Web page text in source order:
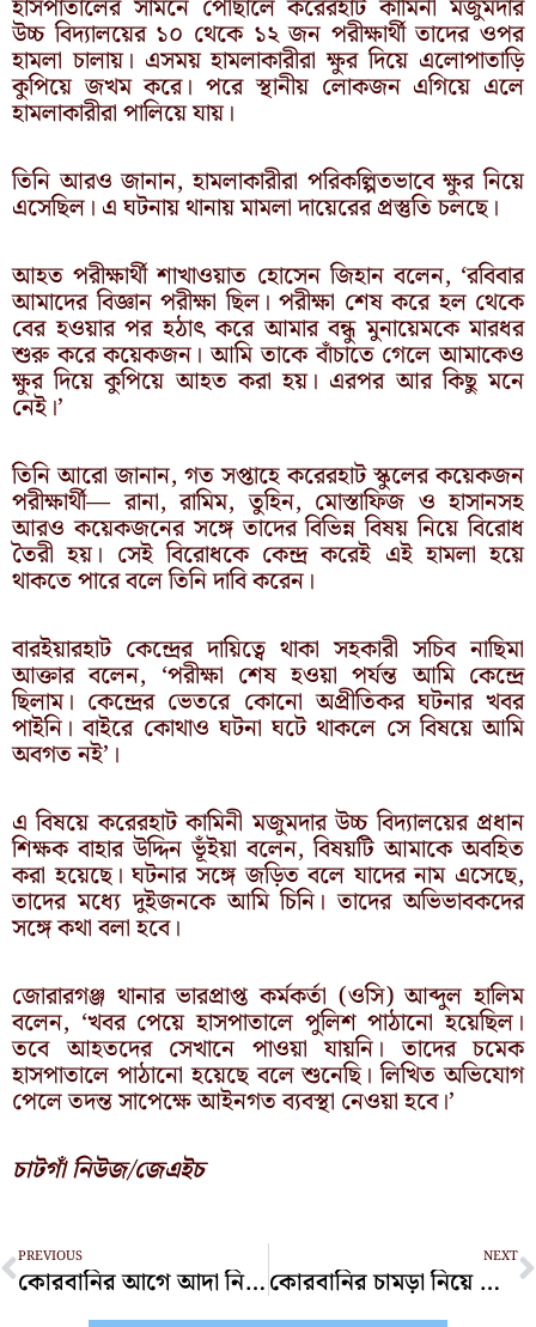
হাসপাতালের সামনে পৌঁছালে করেরহাট কামিনী মজুমদার
উচ্চ বিদ্যালয়ের ১০ থেকে ১২ জন পরীক্ষার্থী তাদের ওপর
হামলা চালায়। এসময় হামলাকারীরা ক্ষুর দিয়ে এলোপাতাড়ি
কুপিয়ে জখম করে। পরে স্থানীয় লোকজন এগিয়ে এলে
হামলাকারীরা পালিয়ে যায়।
তিনি আরও জানান, হামলাকারীরা পরিকল্পিতভাবে ক্ষুর নিয়ে
এসেছিল। এ ঘটনায় থানায় মামলা দায়েরের প্রস্তুতি চলছে।
আহত পরীক্ষার্থী শাখাওয়াত হোসেন জিহান বলেন, ‘রবিবার
আমাদের বিজ্ঞান পরীক্ষা ছিল। পরীক্ষা শেষ করে হল থেকে
বের হওয়ার পর হঠাৎ করে আমার বন্ধু মুনায়েমকে মারধর
শুরু করে কয়েকজন। আমি তাকে বাঁচাতে গেলে আমাকেও
ক্ষুর দিয়ে কুপিয়ে আহত করা হয়। এরপর আর কিছু মনে
নেই।’
তিনি আরো জানান, গত সপ্তাহে করেরহাট স্কুলের কয়েকজন
পরীক্ষার্থী— রানা, রামিম, তুহিন, মোস্তাফিজ ও হাসানসহ
আরও কয়েকজনের সঙ্গে তাদের বিভিন্ন বিষয় নিয়ে বিরোধ
তৈরী হয়। সেই বিরোধকে কেন্দ্র করেই এই হামলা হয়ে
থাকতে পারে বলে তিনি দাবি করেন।
বারইয়ারহাট কেন্দ্রের দায়িত্বে থাকা সহকারী সচিব নাছিমা
আক্তার বলেন, ‘পরীক্ষা শেষ হওয়া পর্যন্ত আমি কেন্দ্রে
ছিলাম। কেন্দ্রের ভেতরে কোনো অপ্রীতিকর ঘটনার খবর
পাইনি। বাইরে কোথাও ঘটনা ঘটে থাকলে সে বিষয়ে আমি
অবগত নই’।
এ বিষয়ে করেরহাট কামিনী মজুমদার উচ্চ বিদ্যালয়ের প্রধান
শিক্ষক বাহার উদ্দিন ভূঁইয়া বলেন, বিষয়টি আমাকে অবহিত
করা হয়েছে। ঘটনার সঙ্গে জড়িত বলে যাদের নাম এসেছে,
তাদের মধ্যে দুইজনকে আমি চিনি। তাদের অভিভাবকদের
সঙ্গে কথা বলা হবে।
জোরারগঞ্জ থানার ভারপ্রাপ্ত কর্মকর্তা (ওসি) আব্দুল হালিম
বলেন, ‘খবর পেয়ে হাসপাতালে পুলিশ পাঠানো হয়েছিল।
তবে আহতদের সেখানে পাওয়া যায়নি। তাদের চমেক
হাসপাতালে পাঠানো হয়েছে বলে শুনেছি। লিখিত অভিযোগ
পেলে তদন্ত সাপেক্ষে আইনগত ব্যবস্থা নেওয়া হবে।’
চাটগাঁ নিউজ/জেএইচ
Prev
PREVIOUS
কোরবানির আগে আদা নিয়ে দাদাগিরি, খাতুনগঞ্জে দুই আড়তকে জরিমানা
NEXT
কোরবানির চামড়া নিয়ে অরাজকতা চলবে না: মেয়র শাহাদাত